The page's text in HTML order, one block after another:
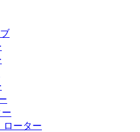
ローター